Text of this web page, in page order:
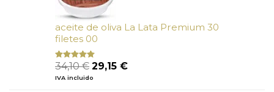
aceite de oliva La Lata Premium 30
filetes 00
Valorado
con
de 5
34,10€ El
precio
29,15 €El
IVA incluido